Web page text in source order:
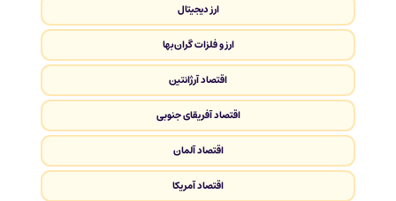
ارز دیجیتال
ارز و فلزات گران‌بها
اقتصاد آرژانتین
اقتصاد آفریقای جنوبی
اقتصاد آلمان
اقتصاد آمریکا